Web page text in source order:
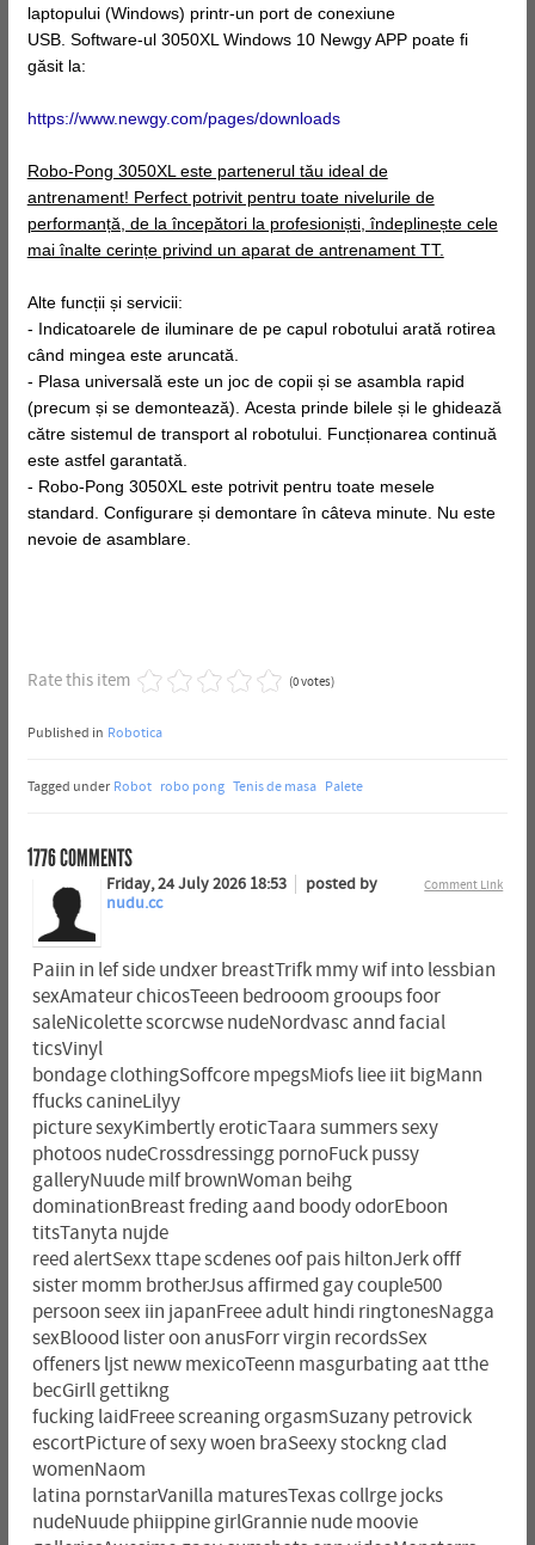
laptopului (Windows) printr-un port de conexiune
USB. Software-ul 3050XL Windows 10 Newgy APP poate fi
găsit la:
https://www.newgy.com/pages/downloads
Robo-Pong 3050XL este partenerul tău ideal de
antrenament! Perfect potrivit pentru toate nivelurile de
performanță, de la începători la profesioniști, îndeplinește cele
mai înalte cerințe privind un aparat de antrenament TT.
Alte funcții și servicii:
- Indicatoarele de iluminare de pe capul robotului arată rotirea
când mingea este aruncată.
- Plasa universală este un joc de copii și se asambla rapid
(precum și se demontează). Acesta prinde bilele și le ghidează
către sistemul de transport al robotului. Funcționarea continuă
este astfel garantată.
- Robo-Pong 3050XL este potrivit pentru toate mesele
standard. Configurare și demontare în câteva minute. Nu este
nevoie de asamblare.
Rate this item (0 votes)
Published in Robotica
Tagged under Robot robo pong Tenis de masa Palete
1776COMMENTS
Comment Link
Friday, 24 July 2026 18:53
posted by
nudu.cc
Paiin in lef side undxer breastTrifk mmy wif into lessbian
sexAmateur chicosTeeen bedrooom grooups foor
saleNicolette scorcwse nudeNordvasc annd facial
ticsVinyl
bondage clothingSoffcore mpegsMiofs liee iit bigMann
ffucks canineLilyy
picture sexyKimbertly eroticTaara summers sexy
photoos nudeCrossdressingg pornoFuck pussy
galleryNuude milf brownWoman beihg
dominationBreast freding aand boody odorEboon
titsTanyta nujde
reed alertSexx ttape scdenes oof pais hiltonJerk offf
sister momm brotherJsus affirmed gay couple500
persoon seex iin japanFreee adult hindi ringtonesNagga
sexBloood lister oon anusForr virgin recordsSex
offeners ljst neww mexicoTeenn masgurbating aat tthe
becGirll gettikng
fucking laidFreee screaning orgasmSuzany petrovick
escortPicture of sexy woen braSeexy stockng clad
womenNaom
latina pornstarVanilla maturesTexas collrge jocks
nudeNuude phiippine girlGrannie nude moovie